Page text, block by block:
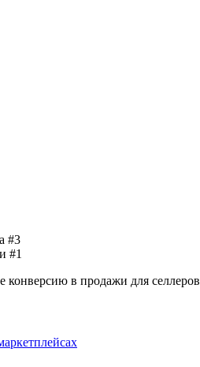
#3
#1
конверсию в продажи для селлеров